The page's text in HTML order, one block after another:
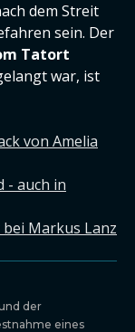
dem Streit
sein. Der
Tatort
war, ist
von Amelia
- auch in
bei Markus Lanz
der
eines